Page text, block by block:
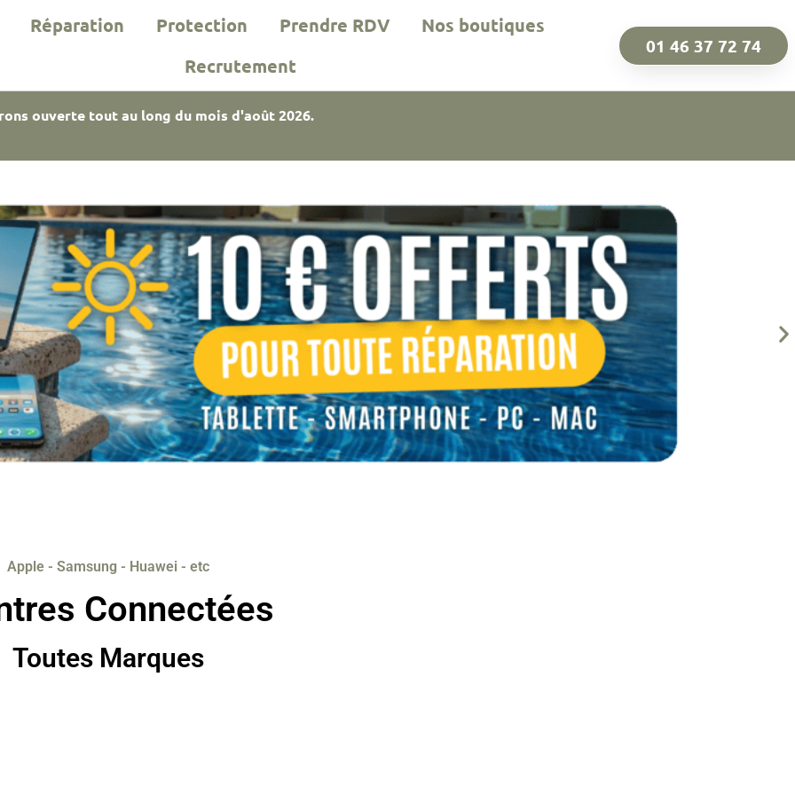
Réparation Protection Prendre RDV
Nos boutiques
Recrutement
01 46 37 72 74
ouverte tout au long du mois d'août 2026.
Apple - Samsung - Huawei - etc
Connectées
Toutes Marques